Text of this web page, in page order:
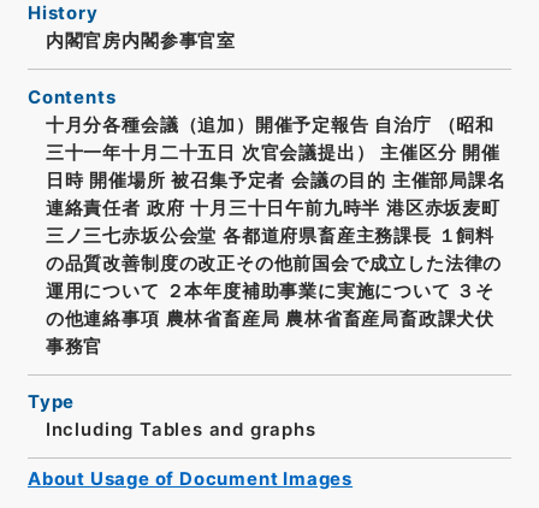
History
内閣官房内閣参事官室
Contents
十月分各種会議（追加）開催予定報告 自治庁 （昭和
三十一年十月二十五日 次官会議提出） 主催区分 開催
日時 開催場所 被召集予定者 会議の目的 主催部局課名
連絡責任者 政府 十月三十日午前九時半 港区赤坂麦町
三ノ三七赤坂公会堂 各都道府県畜産主務課長 １飼料
の品質改善制度の改正その他前国会で成立した法律の
運用について ２本年度補助事業に実施について ３そ
の他連絡事項 農林省畜産局 農林省畜産局畜政課犬伏
事務官
Type
Including Tables and graphs
About Usage of Document Images